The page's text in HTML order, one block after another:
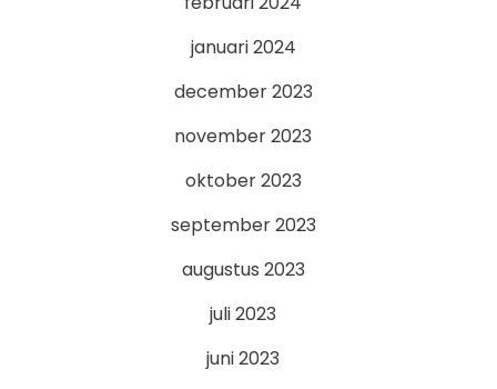
januari 2024
december 2023
november 2023
oktober 2023
september 2023
augustus 2023
juli 2023
juni 2023